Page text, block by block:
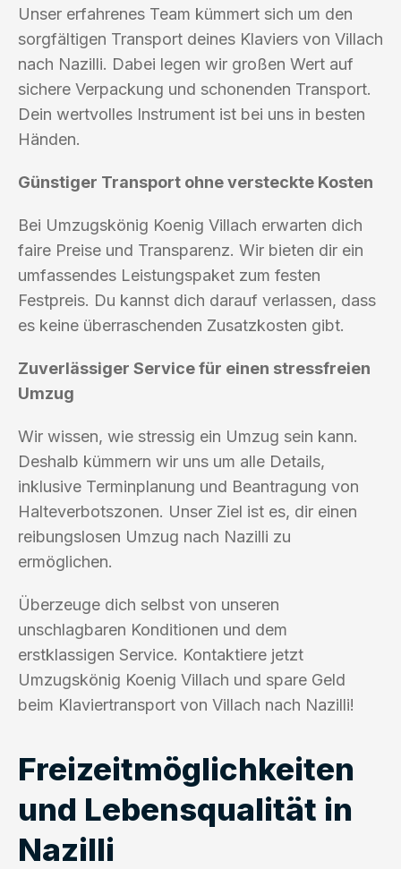
Unser erfahrenes Team kümmert sich um den
sorgfältigen Transport deines Klaviers von Villach
nach Nazilli. Dabei legen wir großen Wert auf
sichere Verpackung und schonenden Transport.
Dein wertvolles Instrument ist bei uns in besten
Händen.
Günstiger Transport ohne versteckte Kosten
Bei Umzugskönig Koenig Villach erwarten dich
faire Preise und Transparenz. Wir bieten dir ein
umfassendes Leistungspaket zum festen
Festpreis. Du kannst dich darauf verlassen, dass
es keine überraschenden Zusatzkosten gibt.
Zuverlässiger Service für einen stressfreien
Umzug
Wir wissen, wie stressig ein Umzug sein kann.
Deshalb kümmern wir uns um alle Details,
inklusive Terminplanung und Beantragung von
Halteverbotszonen. Unser Ziel ist es, dir einen
reibungslosen Umzug nach Nazilli zu
ermöglichen.
Überzeuge dich selbst von unseren
unschlagbaren Konditionen und dem
erstklassigen Service. Kontaktiere jetzt
Umzugskönig Koenig Villach und spare Geld
beim Klaviertransport von Villach nach Nazilli!
Freizeitmöglichkeiten
und Lebensqualität in
Nazilli